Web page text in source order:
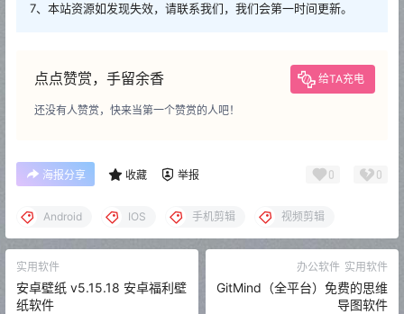
7、本站资源如发现失效，请联系我们，我们会第一时间更新。
点点赞赏，手留余香 给TA充电
还没有人赞赏，快来当第一个赞赏的人吧！
海报分享 收藏 举报 0 0
Android IOS 手机剪辑 视频剪辑
实用软件
安卓壁纸 v5.15.18 安卓福利壁
纸软件
办公软件 实用软件
GitMind（全平台）免费的思维
导图软件